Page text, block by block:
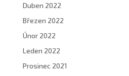
Duben 2022
Březen 2022
Únor 2022
Leden 2022
Prosinec 2021